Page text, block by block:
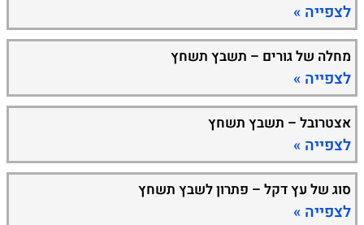
לצפייה »
מחלה של גורים – תשבץ תשחץ
לצפייה »
אצטרובל – תשבץ תשחץ
לצפייה »
סוג של עץ דקל – פתרון לשבץ תשחץ
לצפייה »